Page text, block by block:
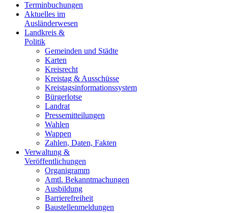
Terminbuchungen
Aktuelles im
Ausländerwesen
Landkreis &
Politik
Gemeinden und Städte
Karten
Kreisrecht
Kreistag & Ausschüsse
Kreistagsinformationssystem
Bürgerlotse
Landrat
Pressemitteilungen
Wahlen
Wappen
Zahlen, Daten, Fakten
Verwaltung &
Veröffentlichungen
Organigramm
Amtl. Bekanntmachungen
Ausbildung
Barrierefreiheit
Baustellenmeldungen